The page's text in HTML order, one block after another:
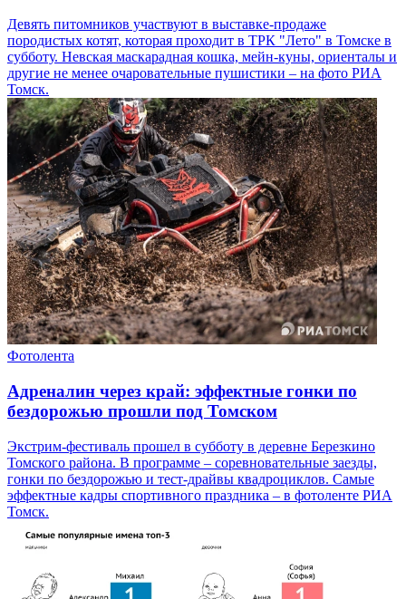
Девять питомников участвуют в выставке-продаже
породистых котят, которая проходит в ТРК "Лето" в Томске в
субботу. Невская маскарадная кошка, мейн-куны, ориенталы и
другие не менее очаровательные пушистики – на фото РИА
Томск.
Фотолента
Адреналин через край: эффектные гонки по
бездорожью прошли под Томском
Экстрим-фестиваль прошел в субботу в деревне Березкино
Томского района. В программе – соревновательные заезды,
гонки по бездорожью и тест-драйвы квадроциклов. Самые
эффектные кадры спортивного праздника – в фотоленте РИА
Томск.